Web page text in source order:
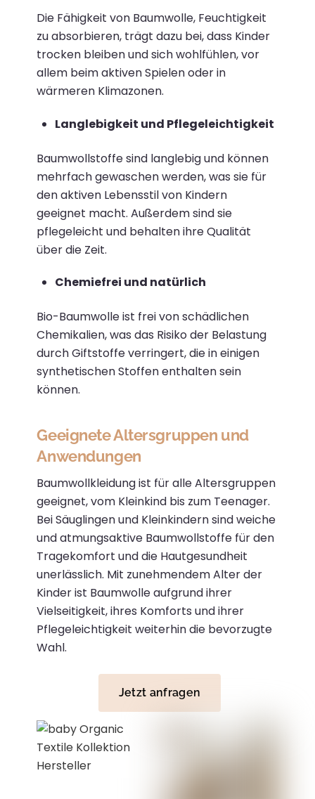
Die Fähigkeit von Baumwolle, Feuchtigkeit
zu absorbieren, trägt dazu bei, dass Kinder
trocken bleiben und sich wohlfühlen, vor
allem beim aktiven Spielen oder in
wärmeren Klimazonen.
Langlebigkeit und Pflegeleichtigkeit
Baumwollstoffe sind langlebig und können
mehrfach gewaschen werden, was sie für
den aktiven Lebensstil von Kindern
geeignet macht. Außerdem sind sie
pflegeleicht und behalten ihre Qualität
über die Zeit.
Chemiefrei und natürlich
Bio-Baumwolle ist frei von schädlichen
Chemikalien, was das Risiko der Belastung
durch Giftstoffe verringert, die in einigen
synthetischen Stoffen enthalten sein
können.
Geeignete Altersgruppen und
Anwendungen
Baumwollkleidung ist für alle Altersgruppen
geeignet, vom Kleinkind bis zum Teenager.
Bei Säuglingen und Kleinkindern sind weiche
und atmungsaktive Baumwollstoffe für den
Tragekomfort und die Hautgesundheit
unerlässlich. Mit zunehmendem Alter der
Kinder ist Baumwolle aufgrund ihrer
Vielseitigkeit, ihres Komforts und ihrer
Pflegeleichtigkeit weiterhin die bevorzugte
Wahl.
Jetzt anfragen